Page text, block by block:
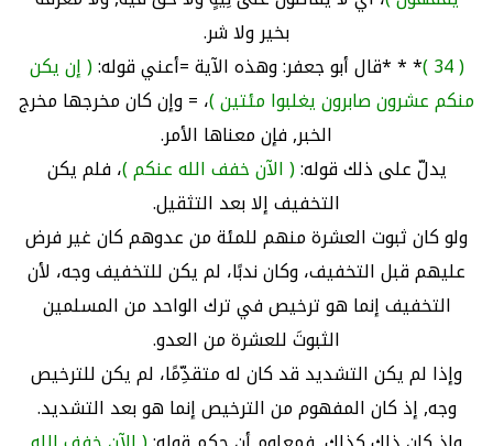
بخير ولا شر.
( 34 )
* * *قال أبو جعفر: وهذه الآية =أعني قوله:( إن يكن
منكم عشرون صابرون يغلبوا مئتين )، = وإن كان مخرجها مخرج
الخبر, فإن معناها الأمر.
يدلّ على ذلك قوله:( الآن خفف الله عنكم )، فلم يكن
التخفيف إلا بعد التثقيل.
ولو كان ثبوت العشرة منهم للمئة من عدوهم كان غير فرض
عليهم قبل التخفيف، وكان ندبًا، لم يكن للتخفيف وجه، لأن
التخفيف إنما هو ترخيص في ترك الواحد من المسلمين
الثبوتَ للعشرة من العدو.
وإذا لم يكن التشديد قد كان له متقدِّمًا، لم يكن للترخيص
وجه, إذ كان المفهوم من الترخيص إنما هو بعد التشديد.